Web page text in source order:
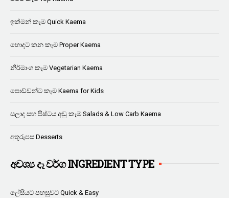
ඉක්මන් කෑම Quick Kaema
හොදට කන කෑම Proper Kaema
නිර්මාංශ කෑම Vegetarian Kaema
පොඩ්ඩන්ට කෑම Kaema for Kids
සලාද සහ පිෂ්ටය අඩු කෑම Salads & Low Carb Kaema
අතුරුපස Desserts
අවශ්‍ය දෑ වර්ග INGREDIENT TYPE
ලේසියට පහසුවට Quick & Easy